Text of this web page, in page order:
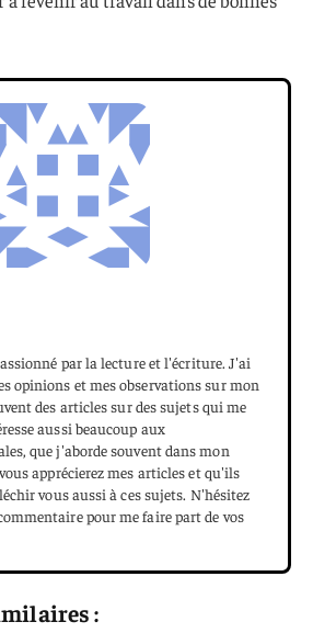
par la lecture et l'écriture. J'ai
opinions et mes observations sur mon
des articles sur des sujets qui me
aussi beaucoup aux
que j'aborde souvent dans mon
apprécierez mes articles et qu'ils
vous aussi à ces sujets. N'hésitez
pour me faire part de vos
: